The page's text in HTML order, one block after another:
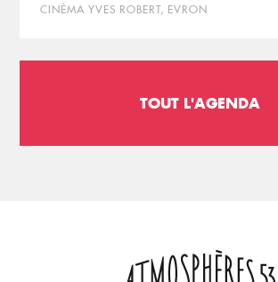
CINÉMA YVES ROBERT, EVRON
TOUT L'AGENDA